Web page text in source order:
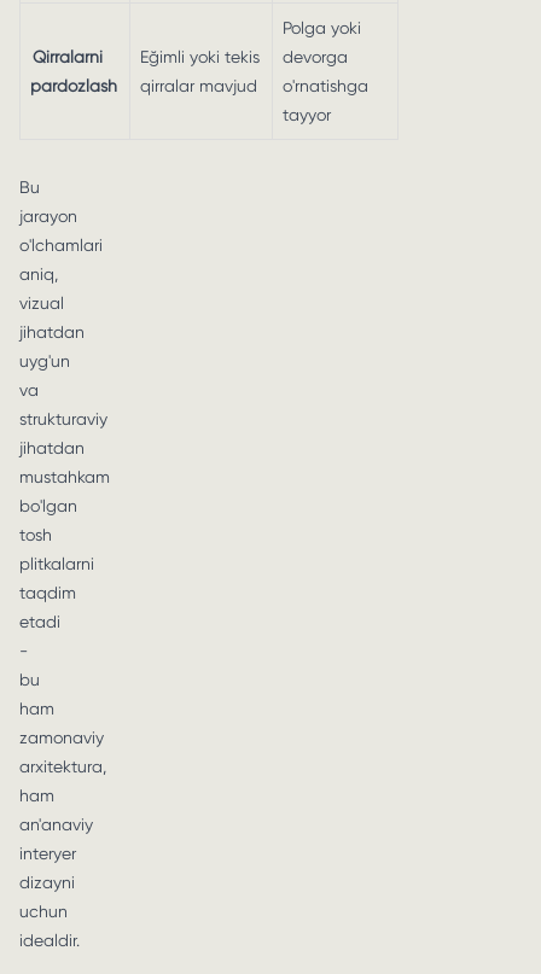
Qirralarni
pardozlash
Eğimli yoki tekis
qirralar mavjud
Polga yoki
devorga
o'rnatishga
tayyor
Bu
jarayon
o'lchamlari
aniq,
vizual
jihatdan
uyg'un
va
strukturaviy
jihatdan
mustahkam
bo'lgan
tosh
plitkalarni
taqdim
etadi
-
bu
ham
zamonaviy
arxitektura,
ham
an'anaviy
interyer
dizayni
uchun
idealdir.